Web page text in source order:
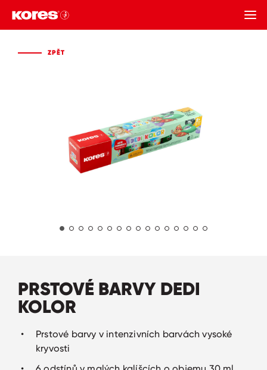
ZPĚT
PRSTOVÉ BARVY DEDI
KOLOR
Prstové barvy v intenzivních barvách vysoké
kryvosti